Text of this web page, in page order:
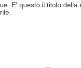
E' questo il titolo della